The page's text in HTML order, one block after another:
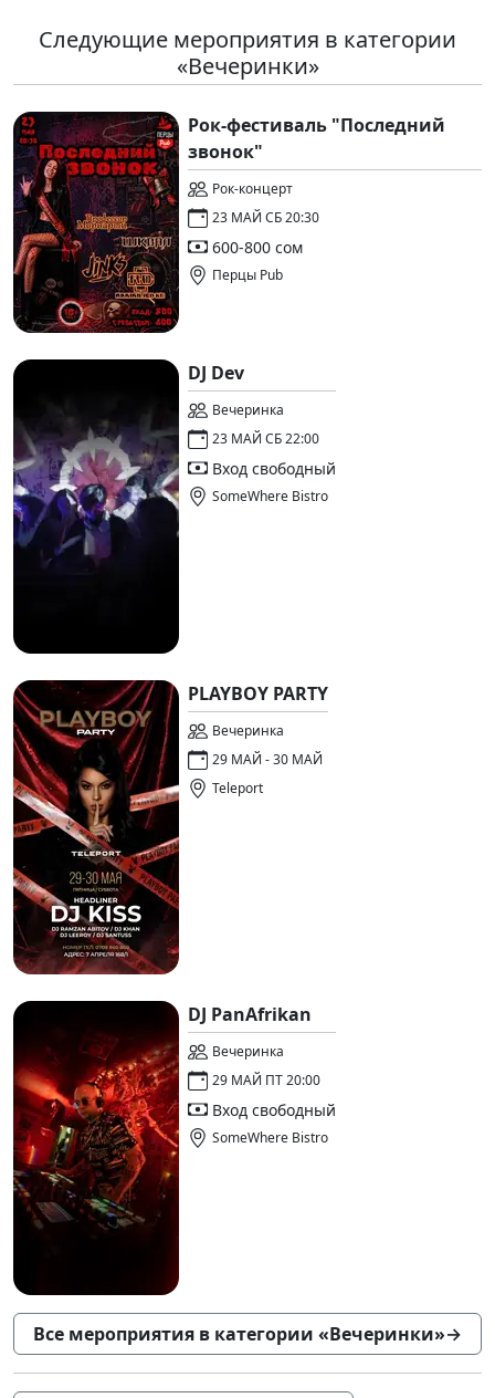
Следующие мероприятия в категории
«Вечеринки»
Рок-фестиваль "Последний
звонок"
Рок-концерт
23 МАЙ СБ 20:30
600-800 сом
Перцы Pub
DJ Dev
Вечеринка
23 МАЙ СБ 22:00
Вход свободный
SomeWhere Bistro
PLAYBOY PARTY
Вечеринка
29 МАЙ - 30 МАЙ
Teleport
DJ PanAfrikan
Вечеринка
29 МАЙ ПТ 20:00
Вход свободный
SomeWhere Bistro
Все мероприятия в категории «Вечеринки»→